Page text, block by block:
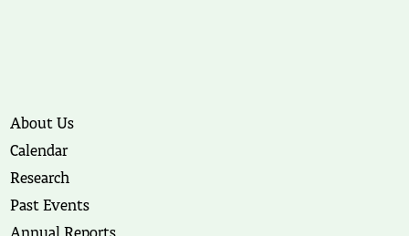
About Us
Calendar
Research
Past Events